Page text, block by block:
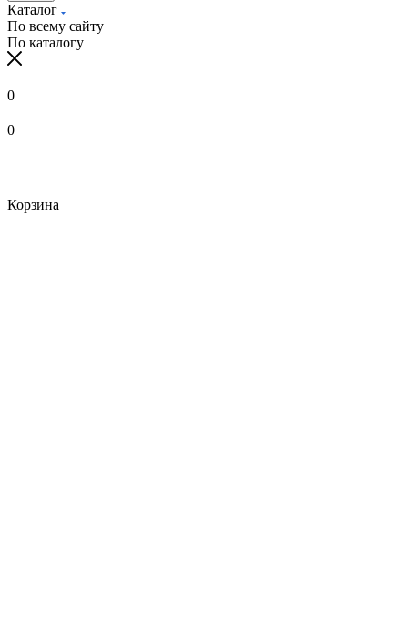
Каталог
По всему сайту
По каталогу
0
0
Корзина